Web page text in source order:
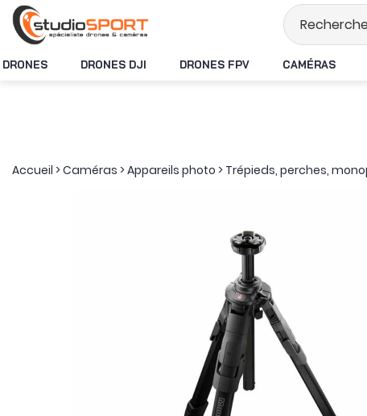
Stock en temps réel
DRONES DRONES DJI DRONES FPV CAMÉRAS
Accueil >Caméras >Appareils photo > Trépieds, perches,